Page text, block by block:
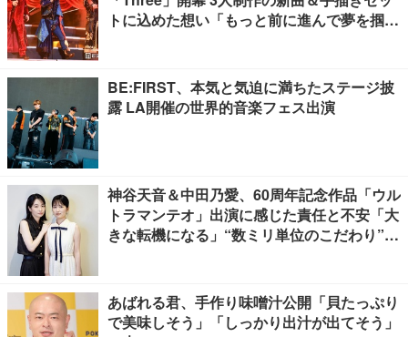
トに込めた想い「もっと前に進んで夢を掴み
BE:FIRST、本気と気迫に満ちたステージ披
露 LA開催の世界的音楽フェス出演
神谷天音＆中田乃愛、60周年記念作品「ウル
トラマンテオ」出演に感じた責任と不安「大
きな転機になる」“数ミリ単位のこだわり”特
あばれる君、手作り味噌汁公開「貝たっぷり
で美味しそう」「しっかり出汁が出てそう」